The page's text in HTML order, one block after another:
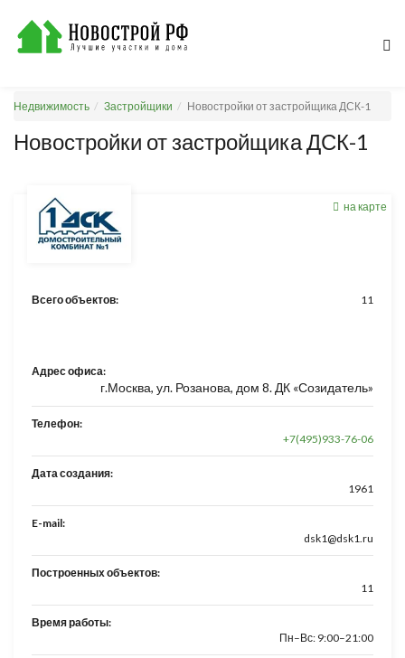
Недвижимость Застройщики Новостройки от застройщика ДСК-1
Новостройки от застройщика ДСК-1
на карте
Всего объектов: 11
Адрес офиса:
г.Москва, ул. Розанова, дом 8. ДК «Созидатель»
Телефон:
+7(495)933-76-06
Дата создания:
1961
E-mail:
dsk1@dsk1.ru
Построенных объектов:
11
Время работы:
Пн–Вс: 9:00–21:00